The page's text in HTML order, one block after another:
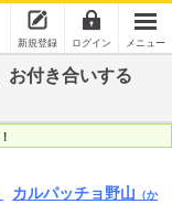
新規登録 ログイン メニュー
お付き合いする
カルパッチョ野山 （か